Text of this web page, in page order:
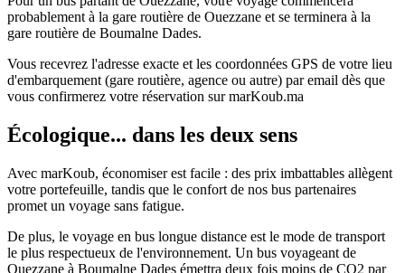
probablement à la gare routière de Ouezzane et se terminera à la
gare routière de Boumalne Dades.
Vous recevrez l'adresse exacte et les coordonnées GPS de votre lieu
d'embarquement (gare routière, agence ou autre) par email dès que
vous confirmerez votre réservation sur marKoub.ma
Écologique... dans les deux sens
Avec marKoub, économiser est facile : des prix imbattables allègent
votre portefeuille, tandis que le confort de nos bus partenaires
promet un voyage sans fatigue.
De plus, le voyage en bus longue distance est le mode de transport
le plus respectueux de l'environnement. Un bus voyageant de
Ouezzane à Boumalne Dades émettra deux fois moins de CO2 par